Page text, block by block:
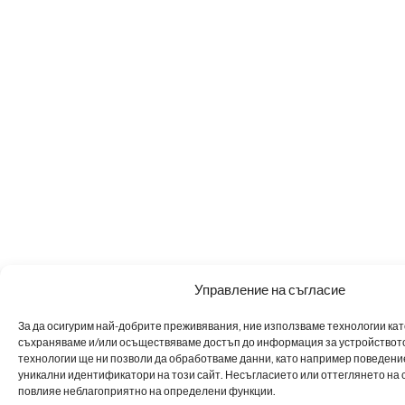
Управление на съгласие
За да осигурим най-добрите преживявания, ние използваме технологии
съхраняваме и/или осъществяваме достъп до информация за
технологии ще ни позволи да обработваме данни, като например
уникални идентификатори на този сайт. Несъгласието или оттеглянето на
повлияе неблагоприятно на определени функции.